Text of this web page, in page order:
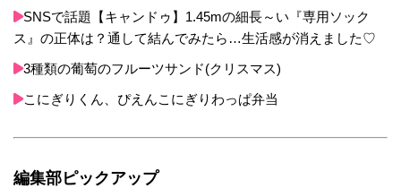
SNSで話題【キャンドゥ】1.45mの細長～い『専用ソック
ス』の正体は？通して結んでみたら…生活感が消えました♡
3種類の葡萄のフルーツサンド(クリスマス)
こにぎりくん、ぴえんこにぎりわっぱ弁当
編集部ピックアップ